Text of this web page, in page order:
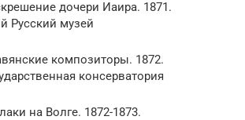
дочери Иаира. 1871.
Русский музей
композиторы. 1872.
консерватория
на Волге. 1872-1873.